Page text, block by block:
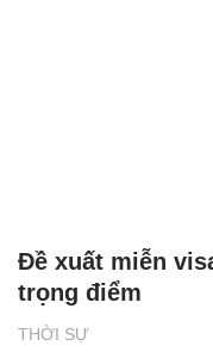
THỜI SỰ
Đề xuất miễn
trọng điểm